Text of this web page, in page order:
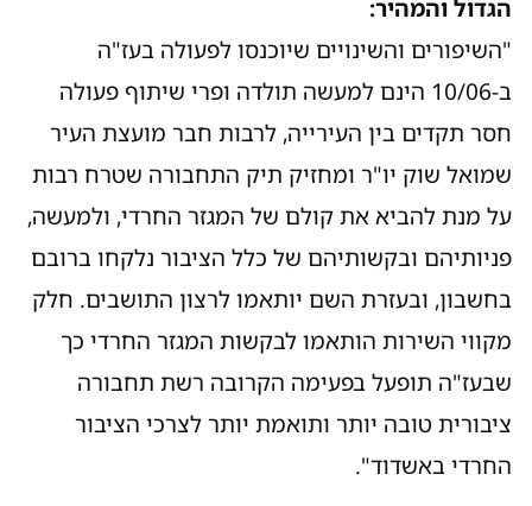
הגדול והמהיר:
"השיפורים והשינויים שיוכנסו לפעולה בעז"ה
ב-10/06 הינם למעשה תולדה ופרי שיתוף פעולה
חסר תקדים בין העירייה, לרבות חבר מועצת העיר
שמואל שוק יו"ר ומחזיק תיק התחבורה שטרח רבות
על מנת להביא את קולם של המגזר החרדי, ולמעשה,
פניותיהם ובקשותיהם של כלל הציבור נלקחו ברובם
בחשבון, ובעזרת השם יותאמו לרצון התושבים. חלק
מקווי השירות הותאמו לבקשות המגזר החרדי כך
שבעז"ה תופעל בפעימה הקרובה רשת תחבורה
ציבורית טובה יותר ותואמת יותר לצרכי הציבור
החרדי באשדוד".